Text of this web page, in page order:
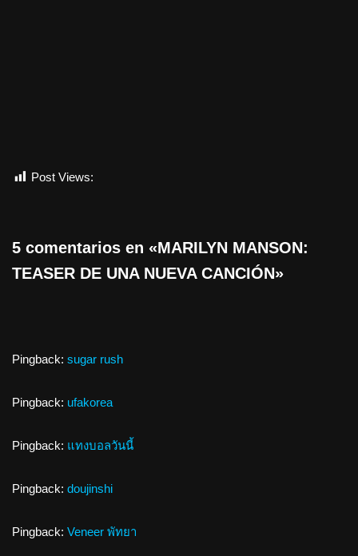
Post Views:
5 comentarios en «MARILYN MANSON:
TEASER DE UNA NUEVA CANCIÓN»
Pingback: sugar rush
Pingback: ufakorea
Pingback: แทงบอลวันนี้
Pingback: doujinshi
Pingback: Veneer พัทยา